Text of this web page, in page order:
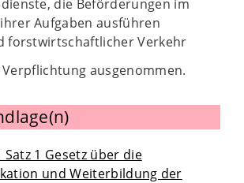
die Beförderungen im
Aufgaben ausführen
forstwirtschaftlicher Verkehr
ausgenommen.
Satz 1 Gesetz über die
und Weiterbildung der